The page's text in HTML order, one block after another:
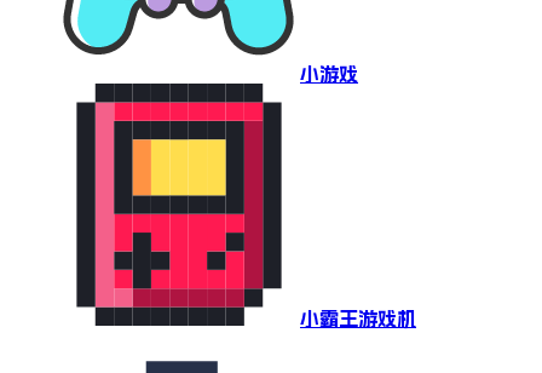
小游戏
小霸王游戏机